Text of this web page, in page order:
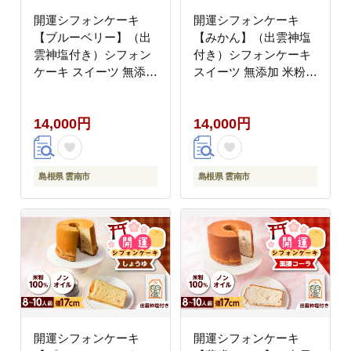
開運シフォンケーキ
【ブルーベリー】（出
雲神塩付き）シフォン
ケーキ スイーツ 無添加
ろキッチン [AIEI003]
14,000円
島根県 雲南市
開運シフォンケーキ
【みかん】（出雲神塩
付き）シフォンケーキ
スイーツ 無添加 米粉
ッチン [AIEI004]
14,000円
島根県 雲南市
開運シフォンケーキ
開運シフォンケーキ